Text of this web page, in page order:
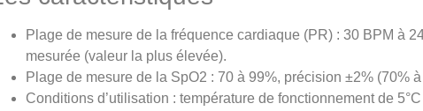
Plage de mesure de la fréquence cardiaque (PR) : 30 BPM à
mesurée (valeur la plus élevée).
Plage de mesure de la SpO2 : 70 à 99%, précision ±2% (70%
Conditions d’utilisation : température de fonctionnement de